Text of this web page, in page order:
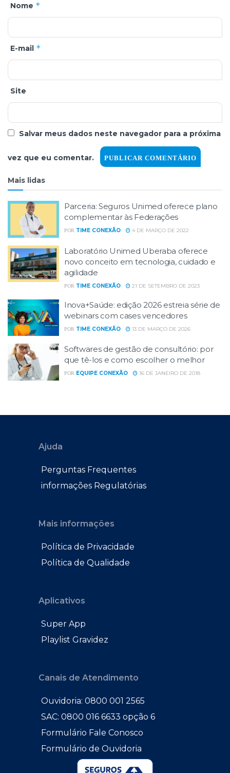
Nome *
E-mail *
Site
Salvar meus dados neste navegador para a próxima
vez que eu comentar.
Mais lidas
Parceria: Seguros Unimed oferece plano
complementar às Federações
POR TIME CONEXÃO 4 DE MARÇO DE 2022
Laboratório Unimed Uberaba oferece
novo conceito em tecnologia, cuidado e
agilidade
POR TIME CONEXÃO 21 DE SETEMBRO DE 2023
Inova+Saúde: edição 2026 estreia série de
webinars com cases vencedores
POR TIME CONEXÃO 13 DE MARÇO DE 2026
Softwares de gestão de consultório: por
que tê-los e como escolher o melhor
POR EQUIPE CONEXÃO 16 DE JANEIRO DE 2018
Ajuda
Perguntas Frequentes
informações Regulatórias
Mais informações
Política de Privacidade
Política de Qualidade
Aplicativos
Super App
Playlist Gravidez
Canais de Atendimento
Ouvidoria: 0800 001 2565
SAC: 0800 016 6633 opção 6
Formulário Fale Conosco
Formulário de Ouvidoria